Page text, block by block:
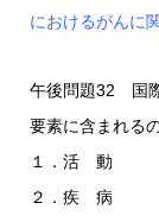
におけるがんに
午後問題32 国
要素に含まれる
１．活 動
２．疾 病